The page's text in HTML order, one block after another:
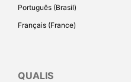
Português (Brasil)
Français (France)
QUALIS